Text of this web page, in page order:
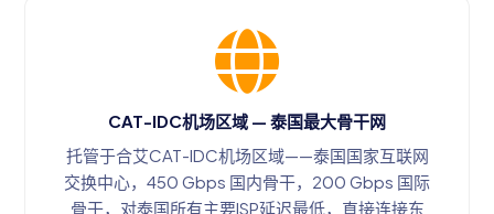
CAT-IDC机场区域 — 泰国最大骨干网
托管于合艾CAT-IDC机场区域——泰国国家互联网
交换中心，450 Gbps 国内骨干，200 Gbps 国际
骨干，对泰国所有主要ISP延迟最低，直接连接东